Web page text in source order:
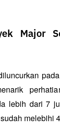
Major
lebih dari 7
melebihi